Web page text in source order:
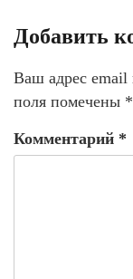
Добавить
Ваш адрес email
поля помечены *
Комментарий *